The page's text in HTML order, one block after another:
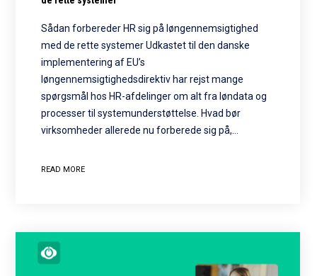
Sådan forbereder HR sig på løngennemsigtighed
med de rette systemer Udkastet til den danske
implementering af EU’s
løngennemsigtighedsdirektiv har rejst mange
spørgsmål hos HR-afdelinger om alt fra løndata og
processer til systemunderstøttelse. Hvad bør
virksomheder allerede nu forberede sig på,…
READ MORE